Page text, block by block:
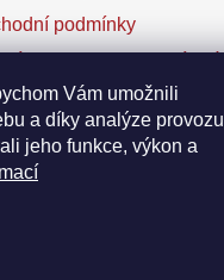
Vám umožnili
a díky analýze provozu
jeho funkce, výkon a
podmínky
od smlouvy
formulář